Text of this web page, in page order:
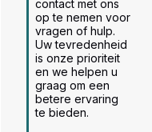
contact met ons
op te nemen voor
vragen of hulp.
Uw tevredenheid
is onze prioriteit
en we helpen u
graag om een
betere ervaring
te bieden.